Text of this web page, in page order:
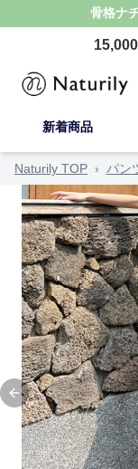
骨格ナ
15,000
新着商品
Naturily TOP › パン
Previous slide